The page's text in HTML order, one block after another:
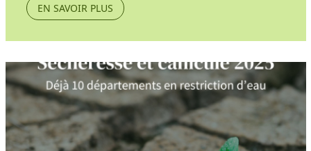
EN SAVOIR PLUS